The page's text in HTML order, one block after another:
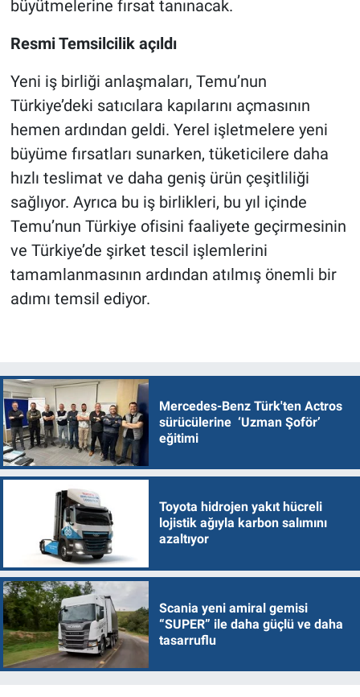
büyütmelerine fırsat tanınacak.
Resmi Temsilcilik açıldı
Yeni iş birliği anlaşmaları, Temu’nun
Türkiye’deki satıcılara kapılarını açmasının
hemen ardından geldi. Yerel işletmelere yeni
büyüme fırsatları sunarken, tüketicilere daha
hızlı teslimat ve daha geniş ürün çeşitliliği
sağlıyor. Ayrıca bu iş birlikleri, bu yıl içinde
Temu’nun Türkiye ofisini faaliyete geçirmesinin
ve Türkiye’de şirket tescil işlemlerini
tamamlanmasının ardından atılmış önemli bir
adımı temsil ediyor.
Mercedes-Benz Türk'ten Actros
sürücülerine ‘Uzman Şoför’
eğitimi
Toyota hidrojen yakıt hücreli
lojistik ağıyla karbon salımını
azaltıyor
Scania yeni amiral gemisi
“SUPER” ile daha güçlü ve daha
tasarruflu